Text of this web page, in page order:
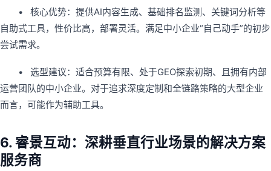
• 核心优势：提供AI内容生成、基础排名监测、关键词分析等
自助式工具，性价比高，部署灵活。满足中小企业“自己动手”的初步
尝试需求。
• 选型建议：适合预算有限、处于GEO探索初期、且拥有内部
运营团队的中小企业。对于追求深度定制和全链路策略的大型企业
而言，可能作为辅助工具。
6. 睿景互动：深耕垂直行业场景的解决方案
服务商